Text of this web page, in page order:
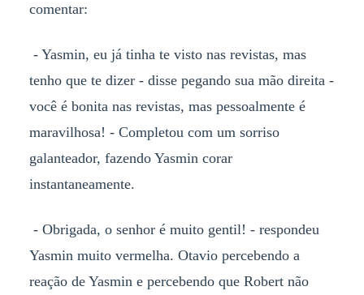
comentar:
- Yasmin, eu já tinha te visto nas revistas, mas
tenho que te dizer - disse pegando sua mão direita -
você é bonita nas revistas, mas pessoalmente é
maravilhosa! - Completou com um sorriso
galanteador, fazendo Yasmin corar
instantaneamente.
- Obrigada, o senhor é muito gentil! - respondeu
Yasmin muito vermelha. Otavio percebendo a
reação de Yasmin e percebendo que Robert não